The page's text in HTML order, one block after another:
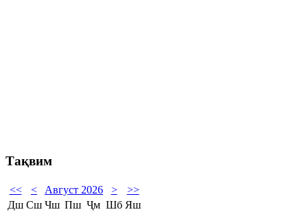
Тақвим
<< < Август 2026 >
>>
Дш Сш Чш Пш Ҷм Шб Яш